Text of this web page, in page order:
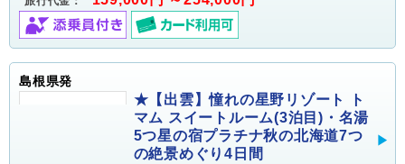
島根県発
★【出雲】憧れの星野リゾート ト
マム スイートルーム(3泊目)・名湯
5つ星の宿プラチナ秋の北海道7つ
の絶景めぐり4日間